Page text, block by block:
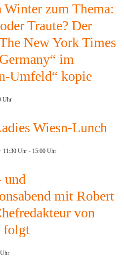
Winter zum Thema:
Traute? Der
New York Times
im
Umfeld“ kopie
Uhr
Wiesn-Lunch
11:30 Uhr- 15:00 Uhr
und
mit Robert
von
folgt